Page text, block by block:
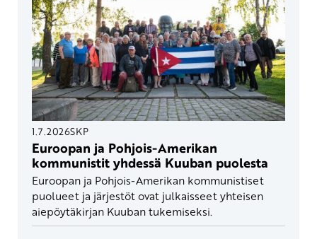
1.7.2026SKP
Euroopan ja Pohjois-Amerikan
kommunistit yhdessä Kuuban puolesta
Euroopan ja Pohjois-Amerikan kommunistiset
puolueet ja järjestöt ovat julkaisseet yhteisen
aiepöytäkirjan Kuuban tukemiseksi.